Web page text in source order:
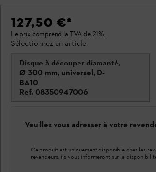
127,50 €*
Le prix comprend la TVA de 21%.
Sélectionnez un article
Disque à découper diamanté,
Ø 300 mm, universel, D-
BA10
Ref. 08350947006
Veuillez vous adresser à votre
Ce produit est uniquement disponible chez les
revendeurs, ils vous informeront sur la